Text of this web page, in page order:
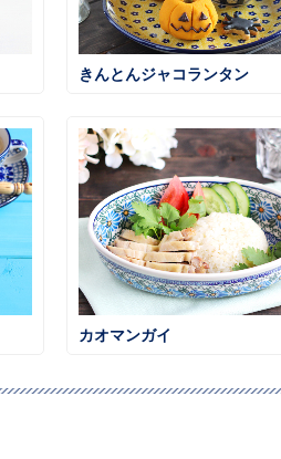
きんとんジャコランタン
カオマンガイ